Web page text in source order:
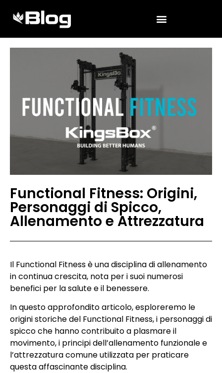
Functional Fitness: Origini,
Personaggi di Spicco,
Allenamento e Attrezzatura
Il Functional Fitness è una disciplina di allenamento
in continua crescita, nota per i suoi numerosi
benefici per la salute e il benessere.
In questo approfondito articolo, esploreremo le
origini storiche del Functional Fitness, i personaggi di
spicco che hanno contribuito a plasmare il
movimento, i principi dell’allenamento funzionale e
l’attrezzatura comune utilizzata per praticare
questa affascinante disciplina.